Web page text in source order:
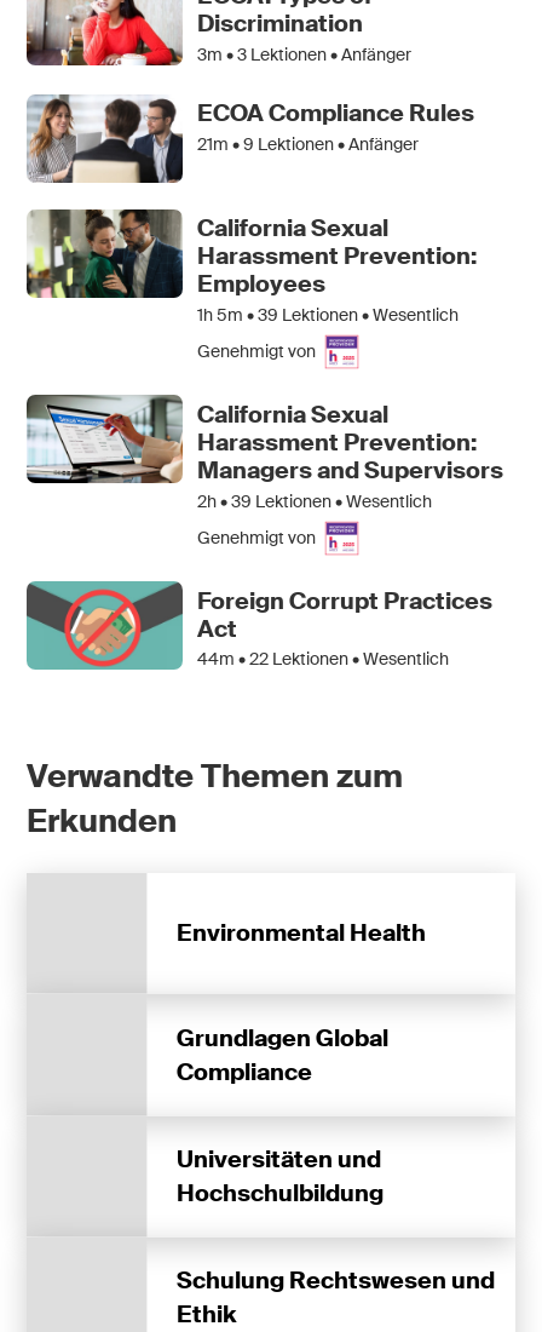
Discrimination
3m •3 Lektionen • Anfänger
ECOA Compliance Rules
21m •9 Lektionen • Anfänger
California Sexual
Harassment Prevention:
Employees
1h 5m •39 Lektionen • Wesentlich
Genehmigt von
California Sexual
Harassment Prevention:
Managers and Supervisors
2h •39 Lektionen • Wesentlich
Genehmigt von
Foreign Corrupt Practices
Act
44m •22 Lektionen • Wesentlich
Verwandte Themen zum
Erkunden
Environmental Health
Grundlagen Global
Compliance
Universitäten und
Hochschulbildung
Schulung Rechtswesen und
Ethik